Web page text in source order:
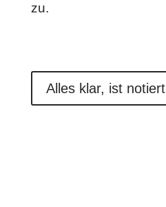
zu.
Alles klar, ist notiert